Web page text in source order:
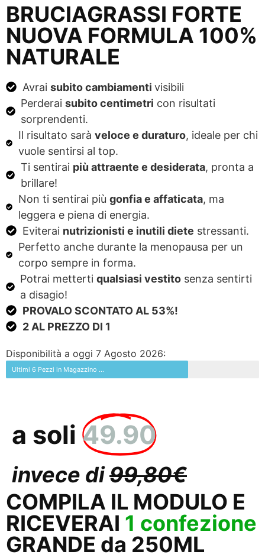
BRUCIAGRASSI FORTE
NUOVA FORMULA 100%
NATURALE
Avrai subito cambiamenti visibili
Perderaisubito centimetri con risultati
sorprendenti.
Il risultato sarà veloce e duraturo, ideale per chi
vuole sentirsi al top.
Ti sentirai più attraente e desiderata, pronta a
brillare!
Non ti sentirai più gonfia e affaticata, ma
leggera e piena di energia.
Eviterai nutrizionisti e inutili diete stressanti.
Perfetto anche durante la menopausa per un
corpo sempre in forma.
Potrai mettertiqualsiasi vestito senza sentirti
a disagio!
PROVALO SCONTATO AL 53%!
2 AL PREZZO DI 1
Disponibilità a oggi 7 Agosto 2026:
Ultimi 6 Pezzi in Magazzino ...
a soli 49.90
invece di99,80€
COMPILA IL MODULO E
RICEVERAI 1 confezione
GRANDE da 250ML